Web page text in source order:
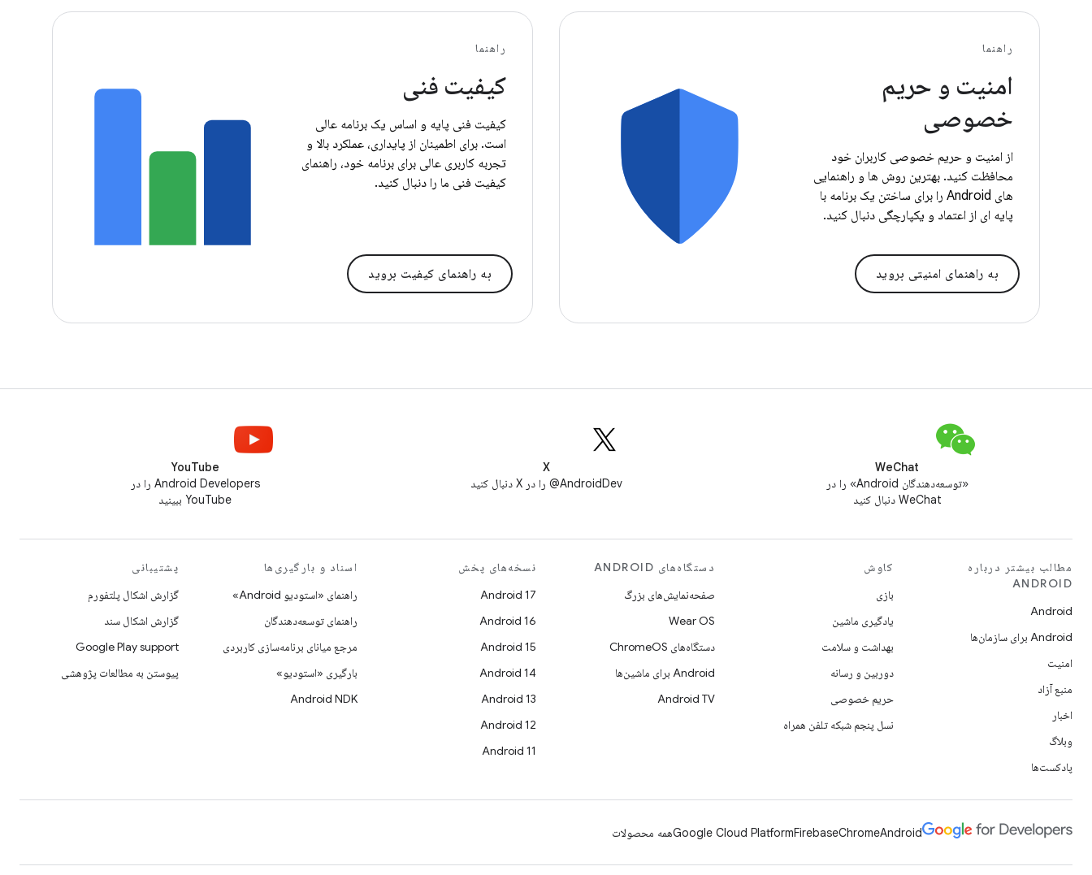
راهنما
امنیت و حریم
خصوصی
از امنیت و حریم خصوصی کاربران خود
محافظت کنید. بهترین روش ها و راهنمایی
های Android را برای ساختن یک برنامه با
پایه ای از اعتماد و یکپارچگی دنبال کنید.
به راهنمای امنیتی بروید
راهنما
کیفیت فنی
کیفیت فنی پایه و اساس یک برنامه عالی
است. برای اطمینان از پایداری، عملکرد بالا و
تجربه کاربری عالی برای برنامه خود، راهنمای
کیفیت فنی ما را دنبال کنید.
به راهنمای کیفیت بروید
WeChat
«توسعه‌دهندگان Android» را در
WeChat دنبال کنید
X
AndroidDev@ را در X دنبال کنید
YouTube
Android Developers را در
YouTube ببینید
مطالب بیشتر درباره
ANDROID
Android
Android برای سازمان‌ها
امنیت
منبع آزاد
اخبار
وبلاگ
پادکست‌ها
کاوش
بازی
یادگیری ماشین
بهداشت و سلامت
دوربین و رسانه
حریم خصوصی
نسل پنجم شبکه تلفن همراه
دستگاه‌های ANDROID
صفحه‌نمایش‌های بزرگ
Wear OS
دستگاه‌های ChromeOS
Android برای ماشین‌ها
Android TV
نسخه‌های پخش
Android 17
Android 16
Android 15
Android 14
Android 13
Android 12
Android 11
اسناد و بارگیری‌ها
راهنمای «استودیو Android»
راهنمای توسعه‌دهندگان
مرجع میانای برنامه‌سازی کاربردی
بارگیری «استودیو»
Android NDK
پشتیبانی
گزارش اشکال پلتفورم
گزارش اشکال سند
Google Play support
پیوستن به مطالعات پژوهشی
Android
Chrome
Firebase
Google Cloud Platformهمه محصولات